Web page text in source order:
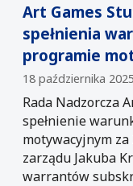
Art Games
spełnienia
programie
18 października
Rada Nadzorcza
spełnienie
motywacyjnym
zarządu Jakuba
warrantów